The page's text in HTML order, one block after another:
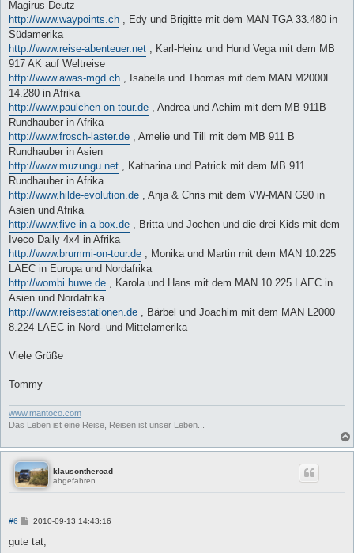
Magirus Deutz
http://www.waypoints.ch , Edy und Brigitte mit dem MAN TGA 33.480 in
Südamerika
http://www.reise-abenteuer.net , Karl-Heinz und Hund Vega mit dem MB
917 AK auf Weltreise
http://www.awas-mgd.ch , Isabella und Thomas mit dem MAN M2000L
14.280 in Afrika
http://www.paulchen-on-tour.de , Andrea und Achim mit dem MB 911B
Rundhauber in Afrika
http://www.frosch-laster.de , Amelie und Till mit dem MB 911 B
Rundhauber in Asien
http://www.muzungu.net , Katharina und Patrick mit dem MB 911
Rundhauber in Afrika
http://www.hilde-evolution.de , Anja & Chris mit dem VW-MAN G90 in
Asien und Afrika
http://www.five-in-a-box.de , Britta und Jochen und die drei Kids mit dem
Iveco Daily 4x4 in Afrika
http://www.brummi-on-tour.de , Monika und Martin mit dem MAN 10.225
LAEC in Europa und Nordafrika
http://wombi.buwe.de , Karola und Hans mit dem MAN 10.225 LAEC in
Asien und Nordafrika
http://www.reisestationen.de , Bärbel und Joachim mit dem MAN L2000
8.224 LAEC in Nord- und Mittelamerika
Viele Grüße
Tommy
www.mantoco.com
Das Leben ist eine Reise, Reisen ist unser Leben...
klausontheroad
abgefahren
#6
B2010-09-13 14:43:16
gute tat,